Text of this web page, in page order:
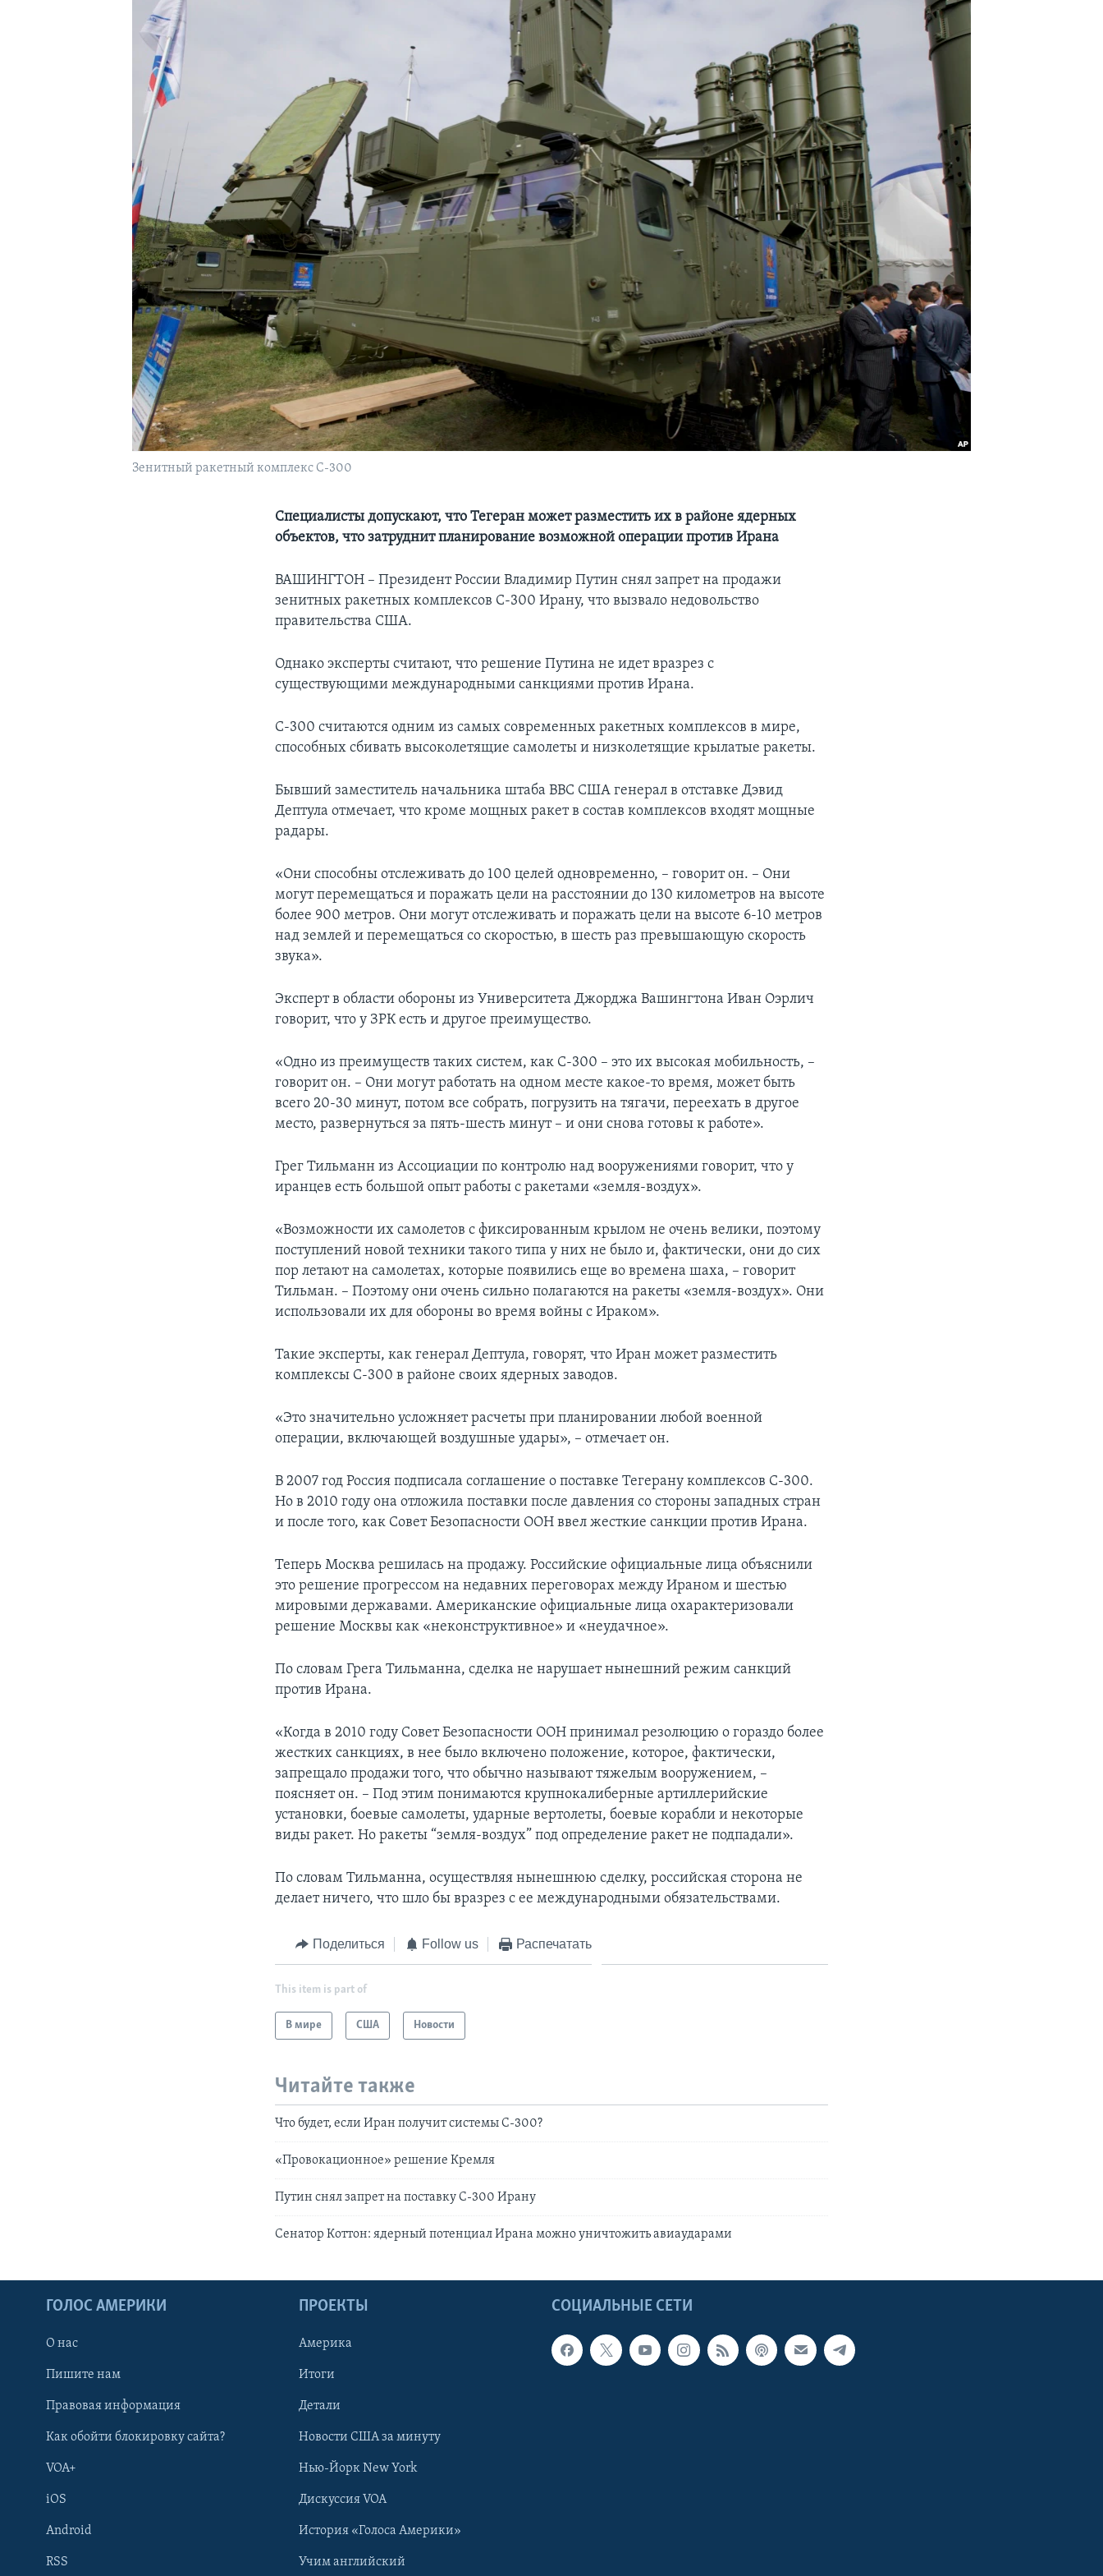
Зенитный ракетный комплекс С-300
Специалисты допускают, что Тегеран может разместить их в районе ядерных
объектов, что затруднит планирование возможной операции против Ирана
ВАШИНГТОН – Президент России Владимир Путин снял запрет на продажи
зенитных ракетных комплексов С-300 Ирану, что вызвало недовольство
правительства США.
Однако эксперты считают, что решение Путина не идет вразрез с
существующими международными санкциями против Ирана.
С-300 считаются одним из самых современных ракетных комплексов в мире,
способных сбивать высоколетящие самолеты и низколетящие крылатые ракеты.
Бывший заместитель начальника штаба ВВС США генерал в отставке Дэвид
Дептула отмечает, что кроме мощных ракет в состав комплексов входят мощные
радары.
«Они способны отслеживать до 100 целей одновременно, – говорит он. – Они
могут перемещаться и поражать цели на расстоянии до 130 километров на высоте
более 900 метров. Они могут отслеживать и поражать цели на высоте 6-10 метров
над землей и перемещаться со скоростью, в шесть раз превышающую скорость
звука».
Эксперт в области обороны из Университета Джорджа Вашингтона Иван Оэрлич
говорит, что у ЗРК есть и другое преимущество.
«Одно из преимуществ таких систем, как C-300 – это их высокая мобильность, –
говорит он. – Они могут работать на одном месте какое-то время, может быть
всего 20-30 минут, потом все собрать, погрузить на тягачи, переехать в другое
место, развернуться за пять-шесть минут – и они снова готовы к работе».
Грег Тильманн из Ассоциации по контролю над вооружениями говорит, что у
иранцев есть большой опыт работы с ракетами «земля-воздух».
«Возможности их самолетов с фиксированным крылом не очень велики, поэтому
поступлений новой техники такого типа у них не было и, фактически, они до сих
пор летают на самолетах, которые появились еще во времена шаха, – говорит
Тильман. – Поэтому они очень сильно полагаются на ракеты «земля-воздух». Они
использовали их для обороны во время войны с Ираком».
Такие эксперты, как генерал Дептула, говорят, что Иран может разместить
комплексы С-300 в районе своих ядерных заводов.
«Это значительно усложняет расчеты при планировании любой военной
операции, включающей воздушные удары», – отмечает он.
В 2007 год Россия подписала соглашение о поставке Тегерану комплексов С-300.
Но в 2010 году она отложила поставки после давления со стороны западных стран
и после того, как Совет Безопасности ООН ввел жесткие санкции против Ирана.
Теперь Москва решилась на продажу. Российские официальные лица объяснили
это решение прогрессом на недавних переговорах между Ираном и шестью
мировыми державами. Американские официальные лица охарактеризовали
решение Москвы как «неконструктивное» и «неудачное».
По словам Грега Тильманна, сделка не нарушает нынешний режим санкций
против Ирана.
«Когда в 2010 году Совет Безопасности ООН принимал резолюцию о гораздо более
жестких санкциях, в нее было включено положение, которое, фактически,
запрещало продажи того, что обычно называют тяжелым вооружением, –
поясняет он. – Под этим понимаются крупнокалиберные артиллерийские
установки, боевые самолеты, ударные вертолеты, боевые корабли и некоторые
виды ракет. Но ракеты “земля-воздух” под определение ракет не подпадали».
По словам Тильманна, осуществляя нынешнюю сделку, российская сторона не
делает ничего, что шло бы вразрез с ее международными обязательствами.
Поделиться Follow us Распечатать
This item is part of
В мире США Новости
Читайте также
Что будет, если Иран получит системы С-300?
«Провокационное» решение Кремля
Путин снял запрет на поставку С-300 Ирану
Cенатор Коттон: ядерный потенциал Ирана можно уничтожить авиаударами
СОЦИАЛЬНЫЕ СЕТИ
ГОЛОС АМЕРИКИ
О нас
Пишите нам
Правовая информация
Как обойти блокировку сайта?
VOA+
iOS
Android
RSS
ПРОЕКТЫ
Америка
Итоги
Детали
Новости США за минуту
Нью-Йорк New York
Дискуссия VOA
История «Голоса Америки»
Учим английский